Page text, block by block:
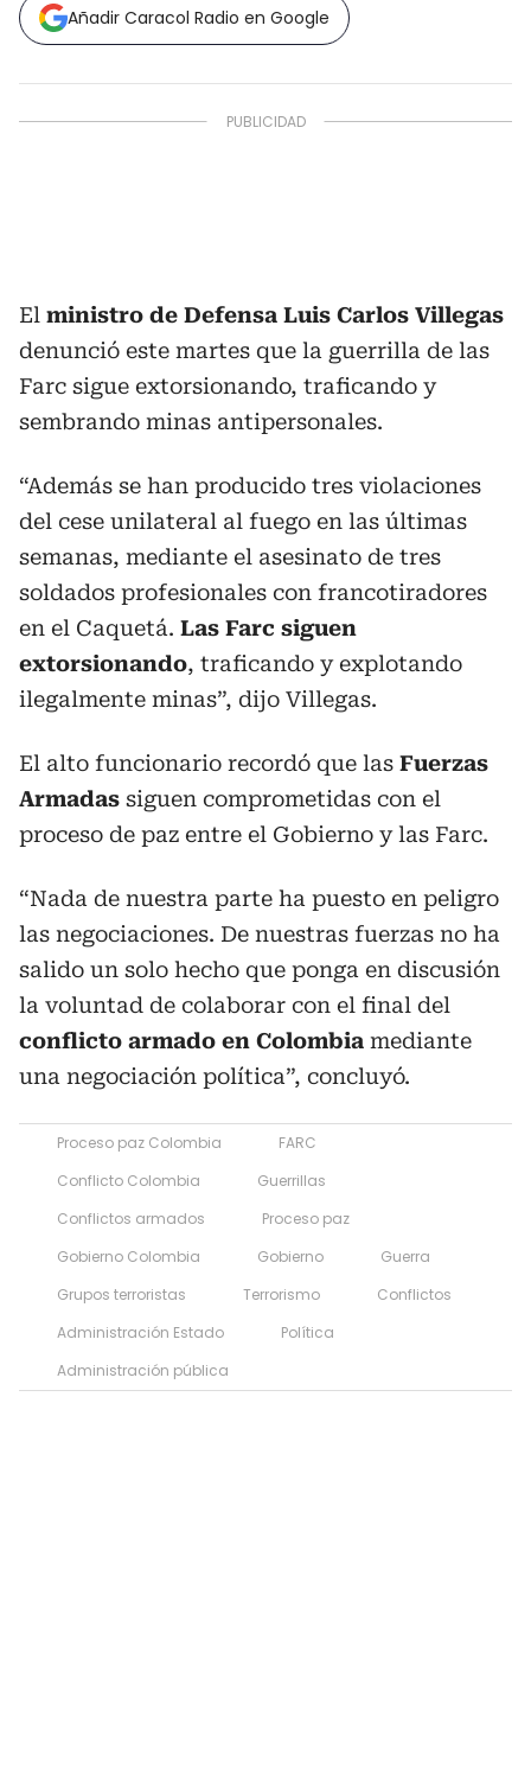
Añadir Caracol Radio en Google
El ministro de Defensa Luis Carlos Villegas
denunció este martes que la guerrilla de las
Farc sigue extorsionando, traficando y
sembrando minas antipersonales.
“Además se han producido tres violaciones
del cese unilateral al fuego en las últimas
semanas, mediante el asesinato de tres
soldados profesionales con francotiradores
en el Caquetá. Las Farc siguen
extorsionando, traficando y explotando
ilegalmente minas”, dijo Villegas.
El alto funcionario recordó que las Fuerzas
Armadas siguen comprometidas con el
proceso de paz entre el Gobierno y las Farc.
“Nada de nuestra parte ha puesto en peligro
las negociaciones. De nuestras fuerzas no ha
salido un solo hecho que ponga en discusión
la voluntad de colaborar con el final del
conflicto armado en Colombia mediante
una negociación política”, concluyó.
Proceso paz Colombia
FARC
Conflicto Colombia
Guerrillas
Conflictos armados
Proceso paz
Gobierno Colombia
Gobierno
Guerra
Grupos terroristas
Terrorismo
Conflictos
Administración Estado
Política
Administración pública